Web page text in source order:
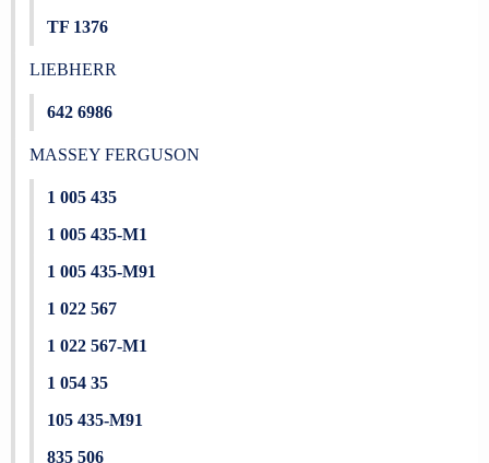
TF 1376
LIEBHERR
642 6986
MASSEY FERGUSON
1 005 435
1 005 435-M1
1 005 435-M91
1 022 567
1 022 567-M1
1 054 35
105 435-M91
835 506